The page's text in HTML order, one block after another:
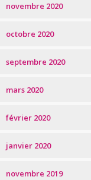
novembre 2020
octobre 2020
septembre 2020
mars 2020
février 2020
janvier 2020
novembre 2019